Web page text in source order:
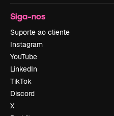
Siga-nos
Suporte ao cliente
Instagram
YouTube
LinkedIn
TikTok
Discord
X